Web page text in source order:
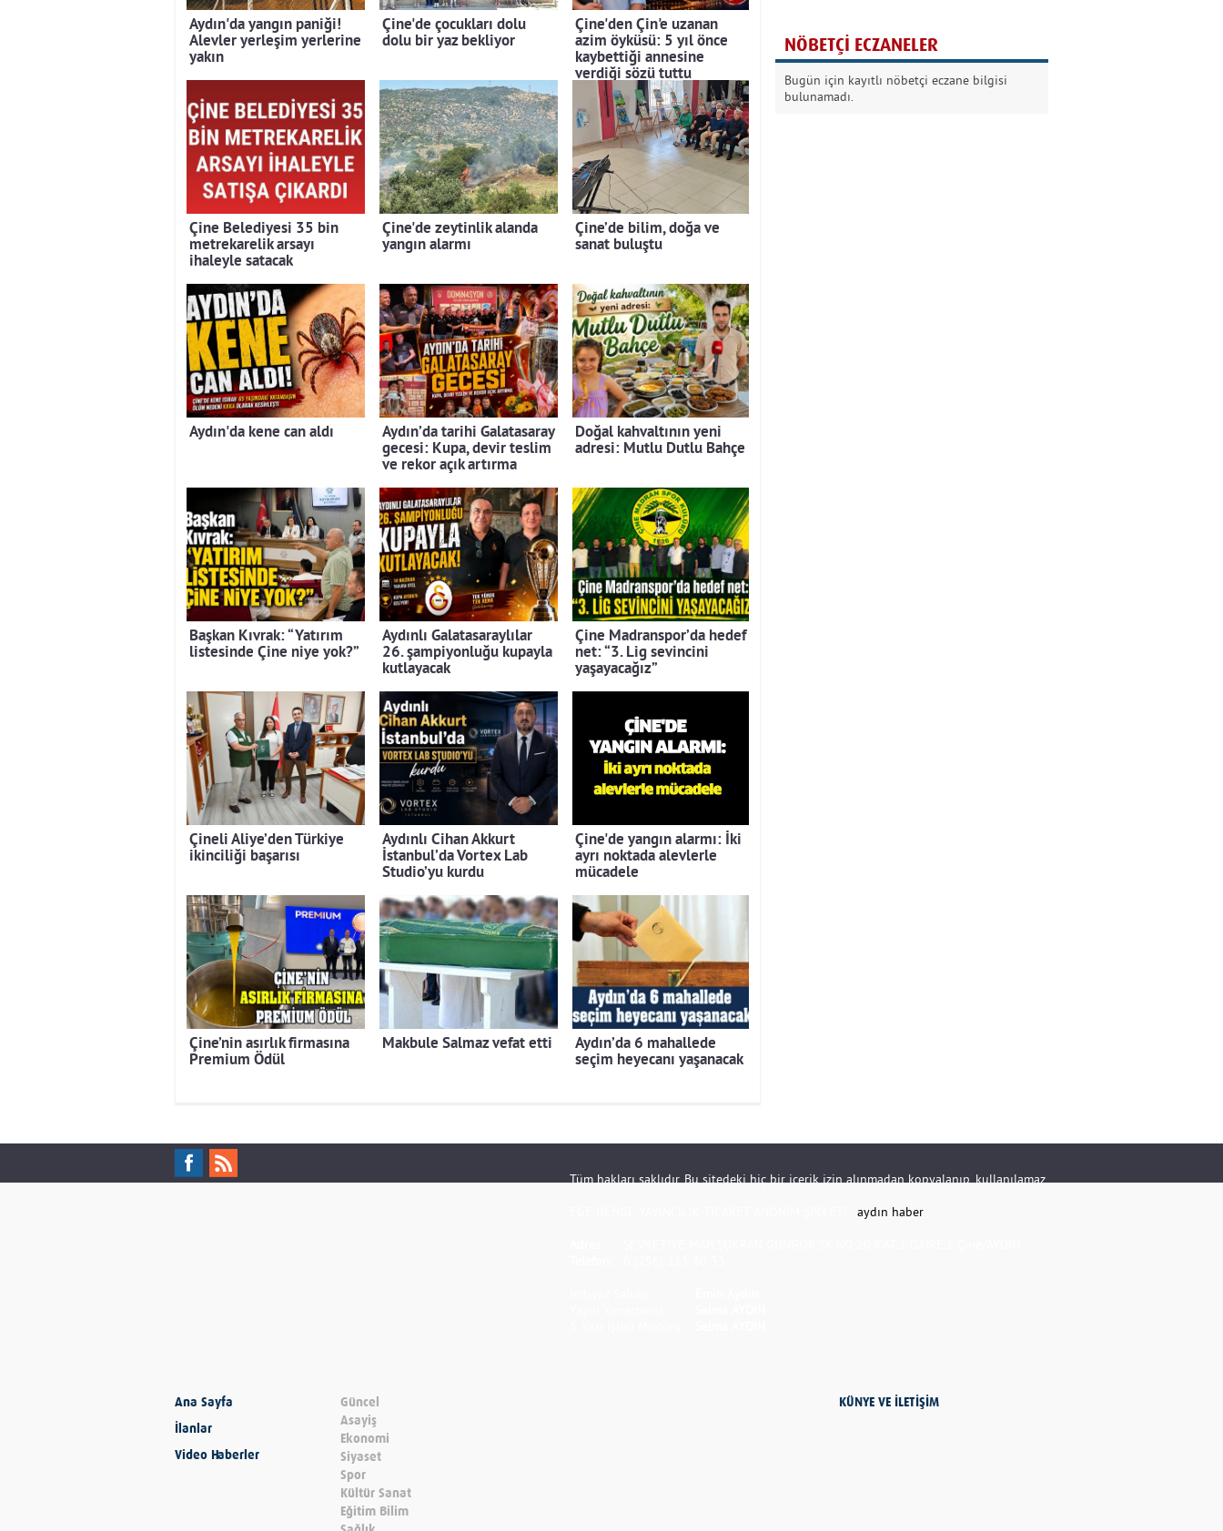
Aydın'da yangın paniği!
Alevler yerleşim yerlerine
yakın
Çine'de çocukları dolu
dolu bir yaz bekliyor
Çine'den Çin'e uzanan
azim öyküsü: 5 yıl önce
kaybettiği annesine
verdiği sözü tuttu
Çine Belediyesi 35 bin
metrekarelik arsayı
ihaleyle satacak
Çine'de zeytinlik alanda
yangın alarmı
Çine’de bilim, doğa ve
sanat buluştu
Aydın'da kene can aldı
Aydın’da tarihi Galatasaray
gecesi: Kupa, devir teslim
ve rekor açık artırma
Doğal kahvaltının yeni
adresi: Mutlu Dutlu Bahçe
Başkan Kıvrak: “Yatırım
listesinde Çine niye yok?”
Aydınlı Galatasaraylılar
26. şampiyonluğu kupayla
kutlayacak
Çine Madranspor’da hedef
net: “3. Lig sevincini
yaşayacağız”
Çineli Aliye’den Türkiye
ikinciliği başarısı
Aydınlı Cihan Akkurt
İstanbul’da Vortex Lab
Studio’yu kurdu
Çine'de yangın alarmı: İki
ayrı noktada alevlerle
mücadele
Çine’nin asırlık firmasına
Premium Ödül
Makbule Salmaz vefat etti
Aydın’da 6 mahallede
seçim heyecanı yaşanacak
Kurban Bayramında
Dikkat!
NÖBETÇİ ECZANELER
Bugün için kayıtlı nöbetçi eczane bilgisi
bulunamadı.
Tüm hakları saklıdır. Bu sitedeki hiç bir içerik izin alınmadan kopyalanıp, kullanılamaz.
aydın haber
Ana Sayfa
İlanlar
Video Haberler
Güncel
Asayiş
Ekonomi
Siyaset
Spor
Kültür Sanat
Eğitim Bilim
KÜNYE VE İLETİŞİM